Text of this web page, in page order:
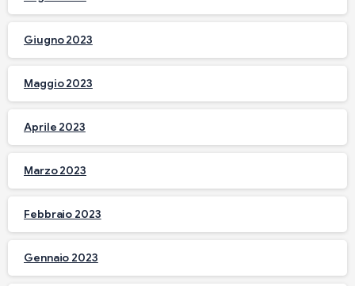
Giugno 2023
Maggio 2023
Aprile 2023
Marzo 2023
Febbraio 2023
Gennaio 2023